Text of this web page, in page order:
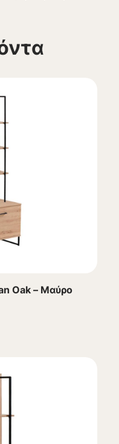
Oak – Μαύρο